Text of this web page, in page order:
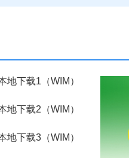
地下载1（WIM）
地下载2（WIM）
地下载3（WIM）